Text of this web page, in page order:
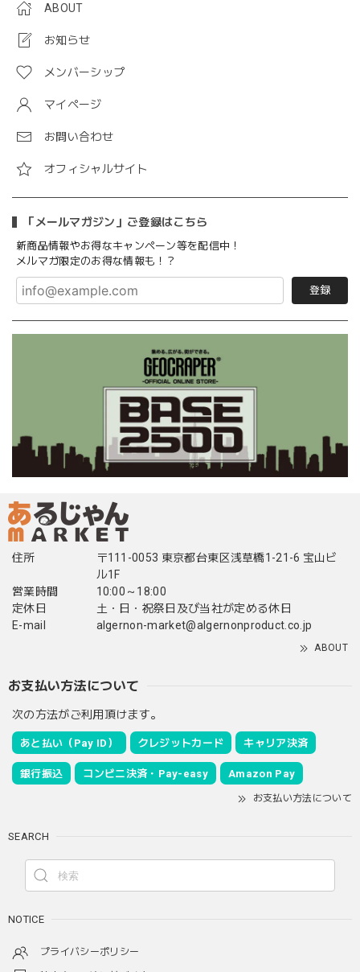
ABOUT
お知らせ
メンバーシップ
マイページ
お問い合わせ
オフィシャルサイト
「メールマガジン」ご登録はこちら
新商品情報やお得なキャンペーン等を配信中！
メルマガ限定のお得な情報も！？
登録
住所
〒111-0053 東京都台東区浅草橋1-21-6 宝山ビ
ル1F
営業時間
10:00～18:00
定休日
土・日・祝祭日及び当社が定める休日
E-mail
algernon-market@algernonproduct.co.jp
ABOUT
お支払い方法について
次の方法がご利用頂けます。
あと払い（Pay ID） クレジットカード キャリア決済
銀行振込 コンビニ決済・Pay-easy Amazon Pay
お支払い方法について
SEARCH
NOTICE
プライバシーポリシー